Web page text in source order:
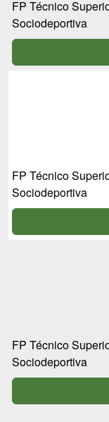
FP Técnico
Sociodeportiva
FP Técnico
Sociodeportiva
FP Técnico
Sociodeportiva